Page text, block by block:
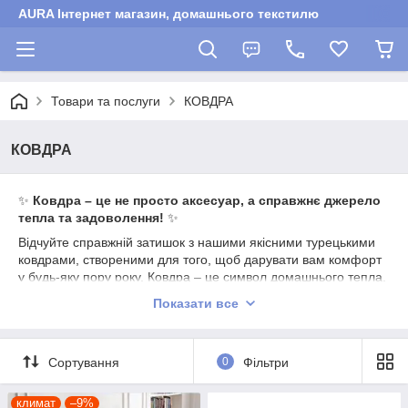
AURA Інтернет магазин, домашнього текстилю
Товари та послуги КОВДРА
КОВДРА
✨ Ковдра – це не просто аксесуар, а справжнє джерело
тепла та задоволення! ✨
Відчуйте справжній затишок з нашими якісними турецькими
ковдрами, створеними для того, щоб дарувати вам комфорт
у будь-яку пору року. Ковдра – це символ домашнього тепла,
Наш асортимент включає ковдри різних видів:
Євро розмір:
Ідеальний вибір для тих, хто цінує
Полуторний розмір:
Показати все
Сортування 0 Фільтри
климат –9%